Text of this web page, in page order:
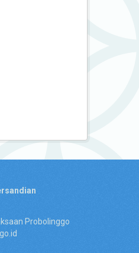
Probolinggo